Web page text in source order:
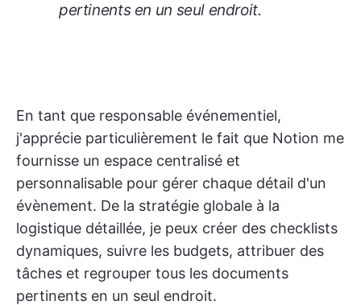
pertinents en un seul endroit.
En tant que responsable événementiel,
j'apprécie particulièrement le fait que Notion me
fournisse un espace centralisé et
personnalisable pour gérer chaque détail d'un
évènement. De la stratégie globale à la
logistique détaillée, je peux créer des checklists
dynamiques, suivre les budgets, attribuer des
tâches et regrouper tous les documents
pertinents en un seul endroit.